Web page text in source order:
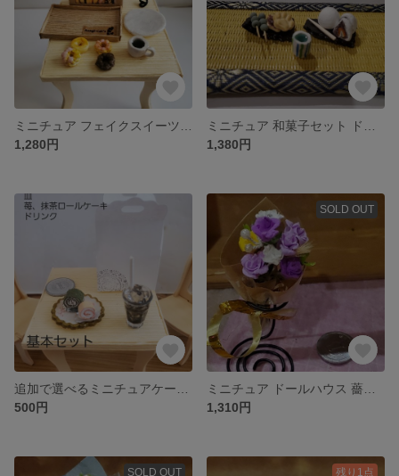
1,280円
1,380円
500円
SOLD OUT
1,310円
SOLD OUT 残り1点